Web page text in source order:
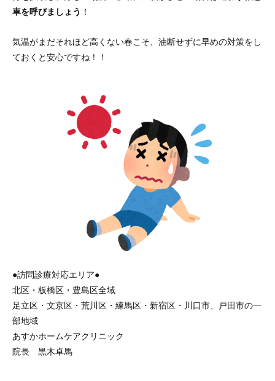
車を呼びましょう ！
気温がまだそれほど高くない春こそ、油断せずに早めの対策をし
ておくと安心ですね！！
●訪問診療対応エリア●
北区・板橋区・豊島区全域
足立区・文京区・荒川区・練馬区・新宿区・川口市、戸田市の一
部地域
あすかホームケアクリニック
院長 黒木卓馬